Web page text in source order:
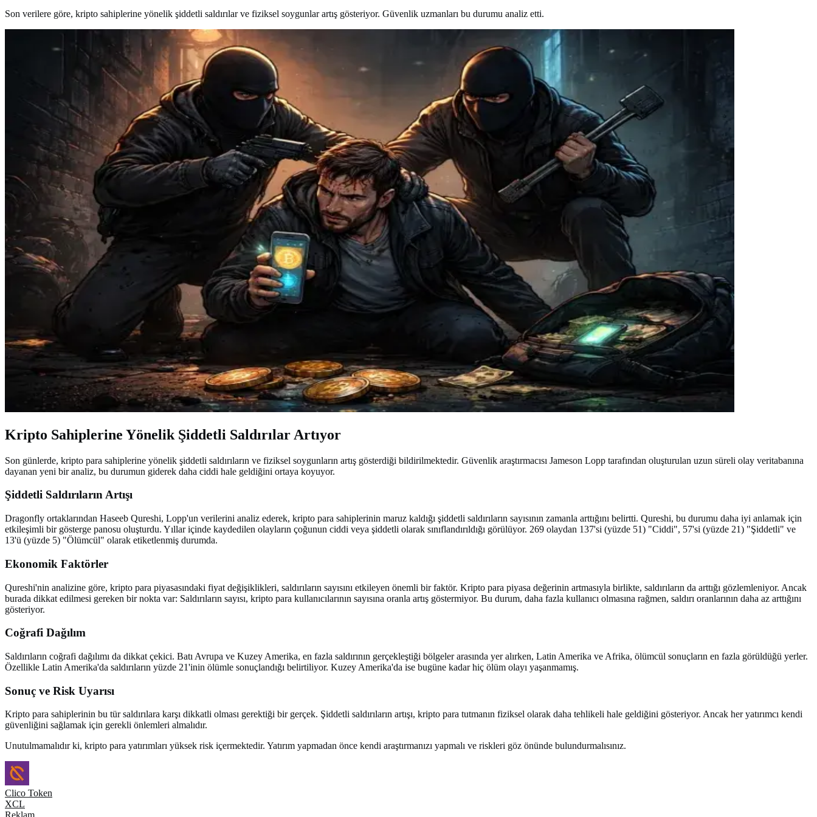
Son verilere göre, kripto sahiplerine yönelik şiddetli saldırılar ve fiziksel soygunlar artış gösteriyor. Güvenlik uzmanları bu durumu analiz etti.
Kripto Sahiplerine Yönelik Şiddetli Saldırılar Artıyor
Son günlerde, kripto para sahiplerine yönelik şiddetli saldırıların ve fiziksel soygunların artış gösterdiği bildirilmektedir. Güvenlik araştırmacısı Jameson Lopp tarafından oluşturulan uzun süreli olay veritabanına
dayanan yeni bir analiz, bu durumun giderek daha ciddi hale geldiğini ortaya koyuyor.
Şiddetli Saldırıların Artışı
Dragonfly ortaklarından Haseeb Qureshi, Lopp'un verilerini analiz ederek, kripto para sahiplerinin maruz kaldığı şiddetli saldırıların sayısının zamanla arttığını belirtti. Qureshi, bu durumu daha iyi anlamak için
etkileşimli bir gösterge panosu oluşturdu. Yıllar içinde kaydedilen olayların çoğunun ciddi veya şiddetli olarak sınıflandırıldığı görülüyor. 269 olaydan 137'si (yüzde 51) "Ciddi", 57'si (yüzde 21) "Şiddetli" ve
13'ü (yüzde 5) "Ölümcül" olarak etiketlenmiş durumda.
Ekonomik Faktörler
Qureshi'nin analizine göre, kripto para piyasasındaki fiyat değişiklikleri, saldırıların sayısını etkileyen önemli bir faktör. Kripto para piyasa değerinin artmasıyla birlikte, saldırıların da arttığı gözlemleniyor. Ancak
burada dikkat edilmesi gereken bir nokta var: Saldırıların sayısı, kripto para kullanıcılarının sayısına oranla artış göstermiyor. Bu durum, daha fazla kullanıcı olmasına rağmen, saldırı oranlarının daha az arttığını
gösteriyor.
Coğrafi Dağılım
Saldırıların coğrafi dağılımı da dikkat çekici. Batı Avrupa ve Kuzey Amerika, en fazla saldırının gerçekleştiği bölgeler arasında yer alırken, Latin Amerika ve Afrika, ölümcül sonuçların en fazla görüldüğü yerler.
Özellikle Latin Amerika'da saldırıların yüzde 21'inin ölümle sonuçlandığı belirtiliyor. Kuzey Amerika'da ise bugüne kadar hiç ölüm olayı yaşanmamış.
Sonuç ve Risk Uyarısı
Kripto para sahiplerinin bu tür saldırılara karşı dikkatli olması gerektiği bir gerçek. Şiddetli saldırıların artışı, kripto para tutmanın fiziksel olarak daha tehlikeli hale geldiğini gösteriyor. Ancak her yatırımcı kendi
güvenliğini sağlamak için gerekli önlemleri almalıdır.
Unutulmamalıdır ki, kripto para yatırımları yüksek risk içermektedir. Yatırım yapmadan önce kendi araştırmanızı yapmalı ve riskleri göz önünde bulundurmalısınız.
Clico Token
XCL